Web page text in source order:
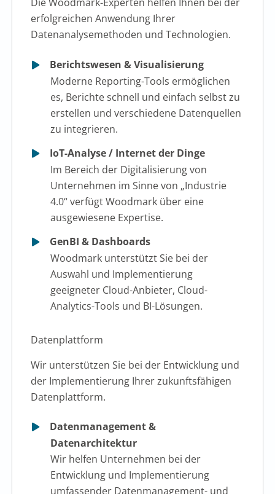
erfolgreichen Anwendung Ihrer
Datenanalysemethoden und Technologien.
Berichtswesen & Visualisierung
Moderne Reporting-Tools ermöglichen
es, Berichte schnell und einfach selbst zu
erstellen und verschiedene Datenquellen
zu integrieren.
IoT-Analyse / Internet der Dinge
Im Bereich der Digitalisierung von
Unternehmen im Sinne von „Industrie
4.0“ verfügt Woodmark über eine
ausgewiesene Expertise.
GenBI & Dashboards
Woodmark unterstützt Sie bei der
Auswahl und Implementierung
geeigneter Cloud-Anbieter, Cloud-
Analytics-Tools und BI-Lösungen.
Datenplattform
Wir unterstützen Sie bei der Entwicklung und
der Implementierung Ihrer zukunftsfähigen
Datenplattform.
Datenmanagement &
Datenarchitektur
Wir helfen Unternehmen bei der
Entwicklung und Implementierung
umfassender Datenmanagement- und